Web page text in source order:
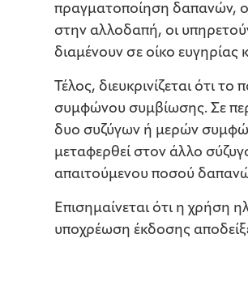
πραγματοποίηση δαπανών,
στην αλλοδαπή, οι
διαμένουν σε οίκο ευγηρίας
Τέλος, διευκρινίζεται ότι
συμφώνου συμβίωσης. Σε
δυο συζύγων ή μερών
μεταφερθεί στον άλλο
απαιτούμενου ποσού
Επισημαίνεται ότι η χρήση
υποχρέωση έκδοσης